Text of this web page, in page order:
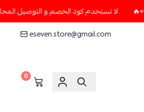
لا تستخدم كود الخصم و التوصيل المجاني " N7 " إلا إذا طلبت قطعتين أو أكثر 👀🔥
eseven.store@gmail.com
0